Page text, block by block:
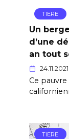
TIERE
Un
d’une
an tout
24.11.2021
Ce
TIERE